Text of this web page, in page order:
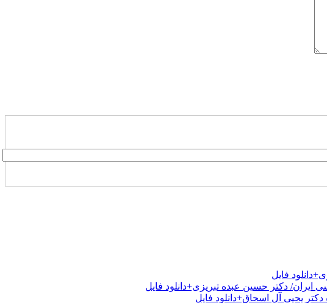
فایل
دکتر حسین عبده تبریزی+دانلود فایل
یحیی آل اسحاق+دانلود فایل